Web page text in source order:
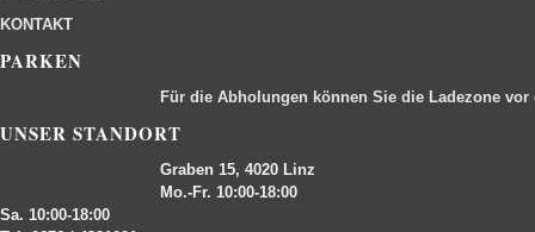
KONTAKT
PARKEN
Für die Abholungen können Sie die Ladezone
UNSER STANDORT
Graben 15, 4020 Linz
Mo.-Fr. 10:00-18:00
Sa. 10:00-18:00